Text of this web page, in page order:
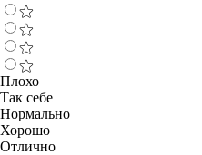
Плохо
Так себе
Нормально
Хорошо
Отлично